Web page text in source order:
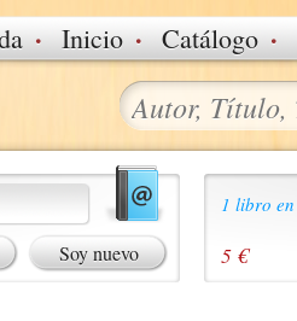
· Inicio · Catálogo ·
Soy nuevo
1 libro
5 €